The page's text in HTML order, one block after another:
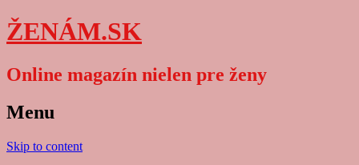
ŽENÁM.SK
Online magazín nielen pre ženy
Menu
Skip to content